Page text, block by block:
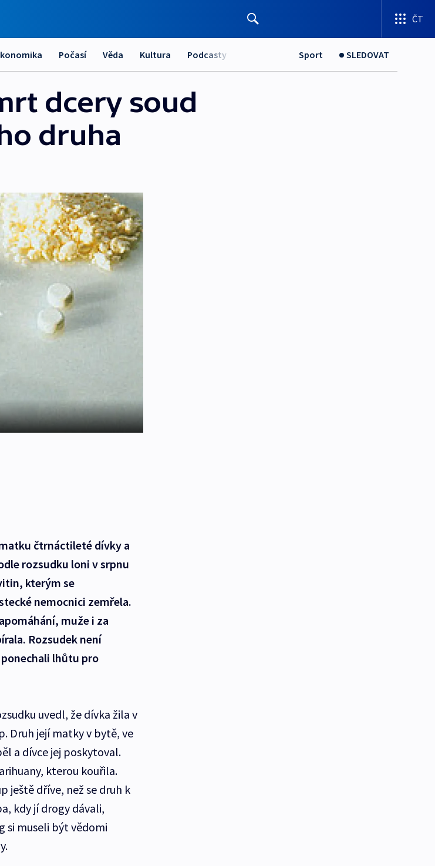
ČT
Počasí Věda Kultura Podcasty Sport SLEDOVAT
dcery soud
druha
čtrnáctileté dívky a
rozsudku loni v srpnu
kterým se
nemocnici zemřela.
muže i za
Rozsudek není
lhůtu pro
uvedl, že dívka žila v
Druh její matky v bytě, ve
a dívce jej poskytoval.
kterou kouřila.
ještě dříve, než se druh k
kdy jí drogy dávali,
si museli být vědomi